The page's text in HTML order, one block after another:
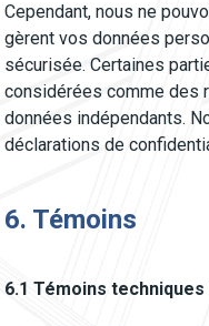
Cependant, nous ne
gèrent vos données
sécurisée. Certaines
considérées comme des
données indépendants.
déclarations de
6. Témoins
6.1 Témoins